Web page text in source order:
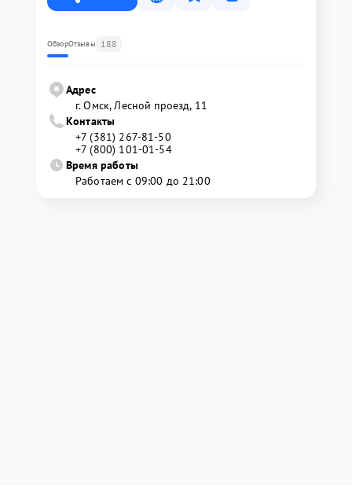
ОбзорОтзывы 188
Адрес
г. Омск, ​Лесной проезд, 11
Контакты
+7 (381) 267-81-50
+7 (800) 101-01-54
Время работы
Работаем с 09:00 до 21:00